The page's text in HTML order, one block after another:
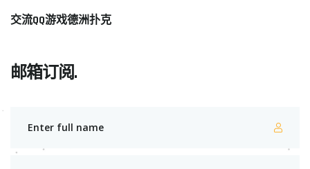
交流QQ游戏德洲扑克
邮箱订阅.